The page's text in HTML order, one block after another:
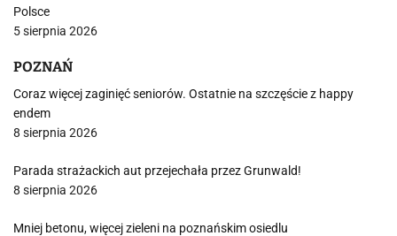
Polsce
5 sierpnia 2026
POZNAŃ
Coraz więcej zaginięć seniorów. Ostatnie na szczęście z happy
endem
8 sierpnia 2026
Parada strażackich aut przejechała przez Grunwald!
8 sierpnia 2026
Mniej betonu, więcej zieleni na poznańskim osiedlu